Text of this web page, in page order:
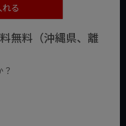
る
無料（沖縄県、離